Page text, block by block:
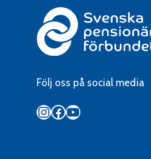
Följ oss på social media
Instagram
Facebook
YouTube